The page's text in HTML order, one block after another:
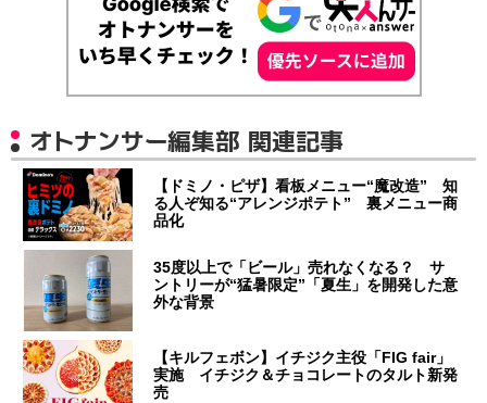
オトナンサー編集部 関連記事
【ドミノ・ピザ】看板メニュー“魔改造” 知
る人ぞ知る“アレンジポテト” 裏メニュー商
品化
35度以上で「ビール」売れなくなる？ サ
ントリーが“猛暑限定”「夏生」を開発した意
外な背景
【キルフェボン】イチジク主役「FIG fair」
実施 イチジク＆チョコレートのタルト新発
売